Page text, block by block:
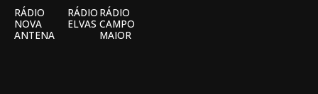
RÁDIO
NOVA
ANTENA
RÁDIO
ELVAS
RÁDIO
CAMPO
MAIOR